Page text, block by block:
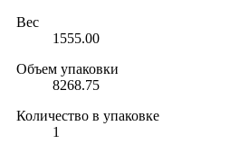
Вес
1555.00
Объем упаковки
8268.75
Количество в упаковке
1